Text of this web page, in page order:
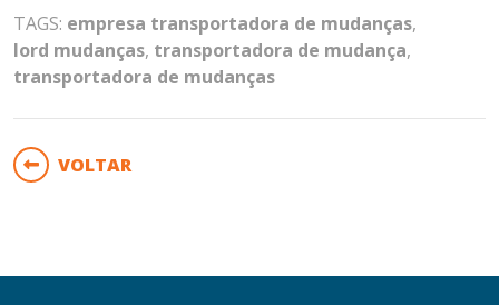
TAGS: empresa transportadora de mudanças,
lord mudanças, transportadora de mudança,
transportadora de mudanças
VOLTAR